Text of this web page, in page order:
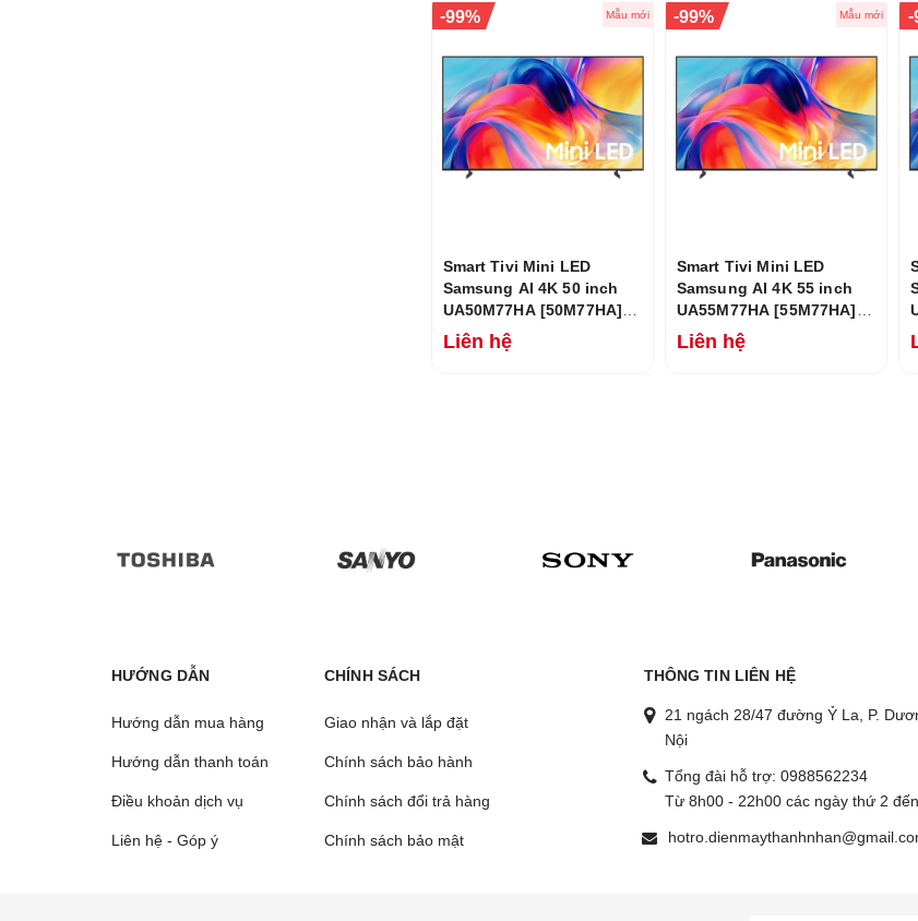
-99% Mẫu mới
Smart Tivi Mini LED
Samsung AI 4K 50 inch
UA50M77HA [50M77HA]
Mới 2026
Liên hệ
-99% Mẫu mới
Smart Tivi Mini LED
Samsung AI 4K 55 inch
UA55M77HA [55M77HA]
Mới 2026
Liên hệ
-
HƯỚNG DẪN
Hướng dẫn mua hàng
Hướng dẫn thanh toán
Điều khoản dịch vụ
Liên hệ - Góp ý
CHÍNH SÁCH
Giao nhận và lắp đặt
Chính sách bảo hành
Chính sách đổi trả hàng
Chính sách bảo mật
THÔNG TIN LIÊN HỆ
21 ngách 28/47 đường Ỷ La, P.
Nội
Tổng đài hỗ trợ: 0988562234
Từ 8h00 - 22h00 các ngày thứ 2